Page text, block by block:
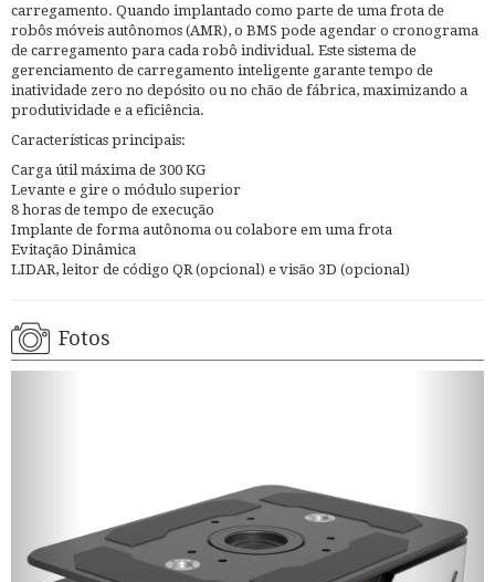
carregamento. Quando implantado como parte de uma frota de
robôs móveis autônomos (AMR), o BMS pode agendar o cronograma
de carregamento para cada robô individual. Este sistema de
gerenciamento de carregamento inteligente garante tempo de
inatividade zero no depósito ou no chão de fábrica, maximizando a
produtividade e a eficiência.
Características principais:
Carga útil máxima de 300 KG
Levante e gire o módulo superior
8 horas de tempo de execução
Implante de forma autônoma ou colabore em uma frota
Evitação Dinâmica
LIDAR, leitor de código QR (opcional) e visão 3D (opcional)
Fotos